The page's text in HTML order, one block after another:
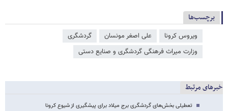
برچسب‌ها
ویروس کرونا علی اصغر مونسان
گردشگری
وزارت میراث‌ فرهنگی گردشگری و صنایع دستی
خبرهای مرتبط
تعطیلی بخش‌های گردشگری برج میلاد برای پیشگیری از شیوع کرونا